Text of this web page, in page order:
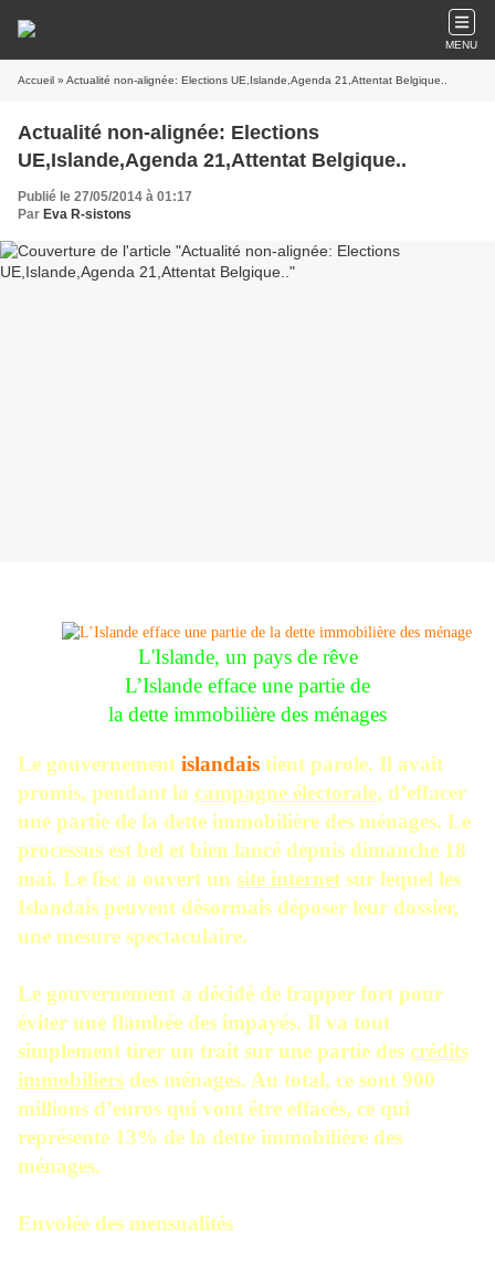
MENU
Accueil » Actualité non-alignée: Elections UE,Islande,Agenda 21,Attentat Belgique..
Actualité non-alignée: Elections
UE,Islande,Agenda 21,Attentat Belgique..
Publié le 27/05/2014 à 01:17
Par Eva R-sistons
L'Islande, un pays de rêve
L’Islande efface une partie de
la dette immobilière des ménages
Le gouvernement islandais tient parole. Il avait
promis, pendant la campagne électorale, d’effacer
une partie de la dette immobilière des ménages. Le
processus est bel et bien lancé depuis dimanche 18
mai. Le fisc a ouvert un site internet sur lequel les
Islandais peuvent désormais déposer leur dossier,
une mesure spectaculaire.
Le gouvernement a décidé de frapper fort pour
éviter une flambée des impayés. Il va tout
simplement tirer un trait sur une partie des crédits
immobiliers des ménages. Au total, ce sont 900
millions d’euros qui vont être effacés, ce qui
représente 13% de la dette immobilière des
ménages.
Envolée des mensualités